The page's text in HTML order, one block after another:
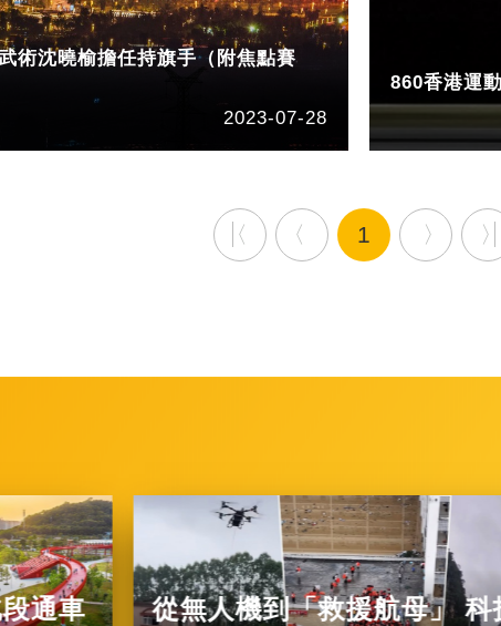
術沈曉榆擔任持旗手（附焦點賽
2023-07-28
860香港運
1
通車
從無人機到「救援航母」 科